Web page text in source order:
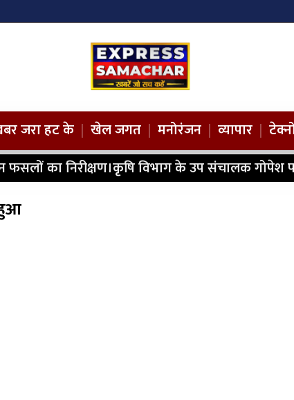
जरा हट के | खेल जगत | मनोरंजन | व्यापार |
फसलों का निरीक्षण।कृषि विभाग के उप संचालक गोपेश